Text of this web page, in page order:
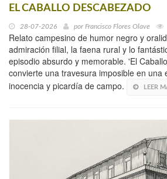
EL CABALLO DESCABEZADO
28-07-2026 por Francisco Flores Olave
Relato campesino de humor negro y
admiración filial, la faena rural y lo
episodio absurdo y memorable. 'El
convierte una travesura imposible en una
inocencia y picardía de campo.
LEER